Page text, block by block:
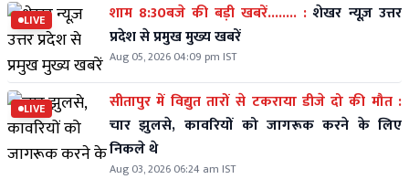
LIVE शाम 8:30बजे की बड़ी खबरें........ : शेखर न्यूज़ उत्तर
प्रदेश से प्रमुख मुख्य खबरें
Aug 05, 2026 04:09 pm IST
LIVE
सीतापुर में विद्युत तारों से टकराया डीजे दो की मौत :
चार झुलसे, कावरियों को जागरूक करने के लिए
निकले थे
Aug 03, 2026 06:24 am IST